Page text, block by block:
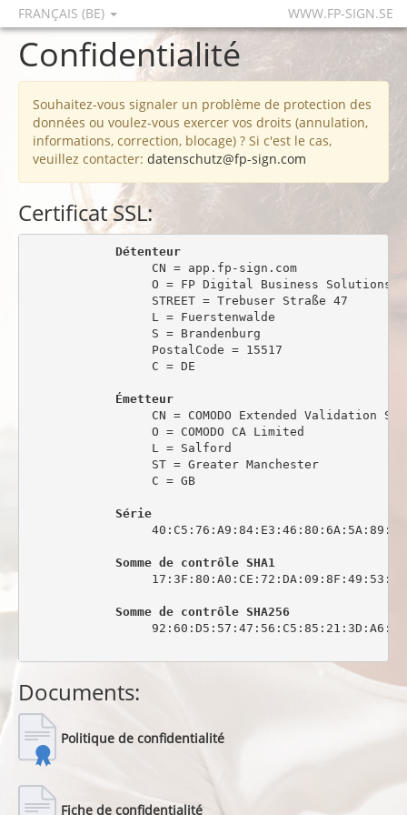
FRANÇAIS (BE) WWW.FP-SIGN.SE
Confidentialité
Souhaitez-vous signaler un problème de protection des
données ou voulez-vous exercer vos droits (annulation,
informations, correction, blocage) ? Si c'est le cas,
veuillez contacter: datenschutz@fp-sign.com
Certificat SSL:
Détenteur
                 CN = app.fp-sign.com
O = FP Digital Business Solutions
                 STREET = Trebuser Straße 47
                 L = Fuerstenwalde
                 S = Brandenburg
                 PostalCode = 15517
                 C = DE
Émetteur
CN = COMODO Extended Validation
                 O = COMODO CA Limited
                 L = Salford
                 ST = Greater Manchester
                 C = GB
Série
Somme de contrôle SHA1
Somme de contrôle SHA256
Documents:
Politique de confidentialité
Fiche de confidentialité